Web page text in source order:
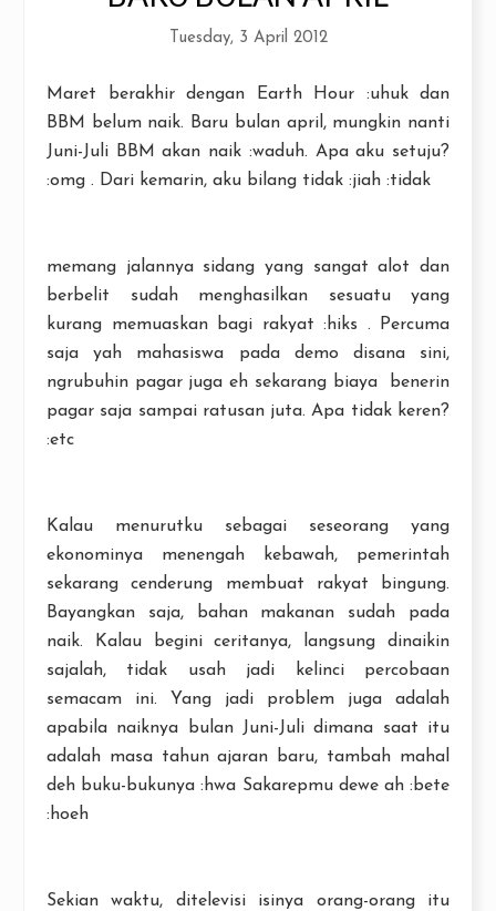
Tuesday, 3 April 2012
Maret berakhir dengan Earth Hour :uhuk dan
BBM belum naik. Baru bulan april, mungkin nanti
Juni-Juli BBM akan naik :waduh. Apa aku setuju?
:omg . Dari kemarin, aku bilang tidak :jiah :tidak
memang jalannya sidang yang sangat alot dan
berbelit sudah menghasilkan sesuatu yang
kurang memuaskan bagi rakyat :hiks . Percuma
saja yah mahasiswa pada demo disana sini,
ngrubuhin pagar juga eh sekarang biaya benerin
pagar saja sampai ratusan juta. Apa tidak keren?
:etc
Kalau menurutku sebagai seseorang yang
ekonominya menengah kebawah, pemerintah
sekarang cenderung membuat rakyat bingung.
Bayangkan saja, bahan makanan sudah pada
naik. Kalau begini ceritanya, langsung dinaikin
sajalah, tidak usah jadi kelinci percobaan
semacam ini. Yang jadi problem juga adalah
apabila naiknya bulan Juni-Juli dimana saat itu
adalah masa tahun ajaran baru, tambah mahal
deh buku-bukunya :hwa Sakarepmu dewe ah :bete
:hoeh
Sekian waktu, ditelevisi isinya orang-orang itu